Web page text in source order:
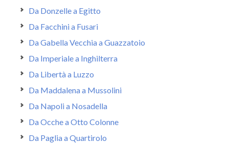
Da Donzelle a Egitto
Da Facchini a Fusari
Da Gabella Vecchia a Guazzatoio
Da Imperiale a Inghilterra
Da Libertà a Luzzo
Da Maddalena a Mussolini
Da Napoli a Nosadella
Da Ocche a Otto Colonne
Da Paglia a Quartirolo